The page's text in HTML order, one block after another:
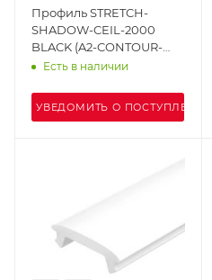
Профиль STRETCH-
SHADOW-CEIL-2000
BLACK (A2-CONTOUR-
PRO) (Arlight, Алюминий)
Есть в наличии
УВЕДОМИТЬ О ПОСТУПЛЕНИИ